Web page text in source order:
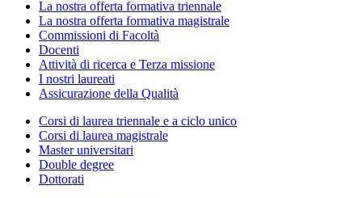
La nostra offerta formativa triennale
La nostra offerta formativa magistrale
Commissioni di Facoltà
Docenti
Attività di ricerca e Terza missione
I nostri laureati
Assicurazione della Qualità
Corsi di laurea triennale e a ciclo unico
Corsi di laurea magistrale
Master universitari
Double degree
Dottorati